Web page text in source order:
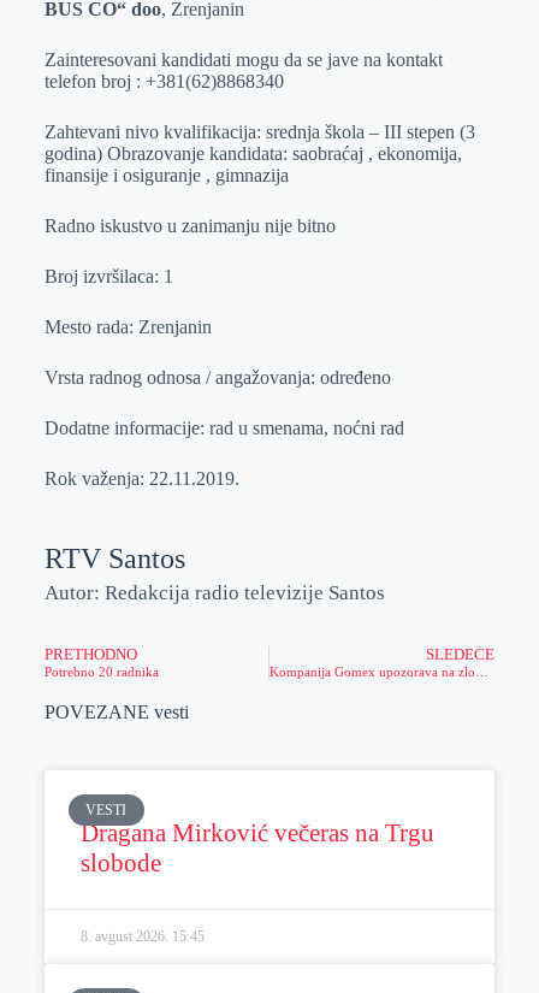
p
p
l
BUS CO“ doo, Zrenjanin
Zainteresovani kandidati mogu da se jave na kontakt
telefon broj : +381(62)8868340
Zahtevani nivo kvalifikacija: srednja škola – III stepen (3
godina) Obrazovanje kandidata: saobraćaj , ekonomija,
finansije i osiguranje , gimnazija
Radno iskustvo u zanimanju nije bitno
Broj izvršilaca: 1
Mesto rada: Zrenjanin
Vrsta radnog odnosa / angažovanja: određeno
Dodatne informacije: rad u smenama, noćni rad
Rok važenja: 22.11.2019.
RTV Santos
Autor: Redakcija radio televizije Santos
PRETHODNO
Potrebno 20 radnika
SLEDEĆE
POVEZANE vesti
VESTI
Dragana Mirković večeras na Trgu
slobode
8. avgust 2026. 15:45